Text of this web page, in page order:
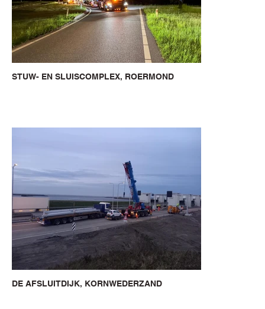
STUW- EN SLUISCOMPLEX, ROERMOND
DE AFSLUITDIJK, KORNWEDERZAND